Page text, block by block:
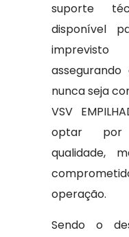
suporte
disponível
nunca seja
VSV
optar por
qualidade,
operação.
Sendo o